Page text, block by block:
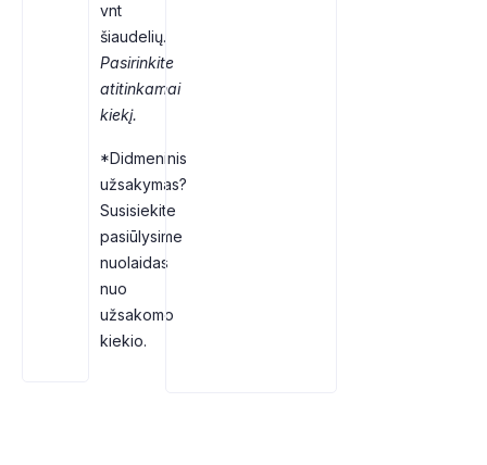
vnt
šiaudelių.
Pasirinkite
atitinkamai
kiekį.
*Didmeninis
užsakymas?
Susisiekite
pasiūlysime
nuolaidas
nuo
užsakomo
kiekio.